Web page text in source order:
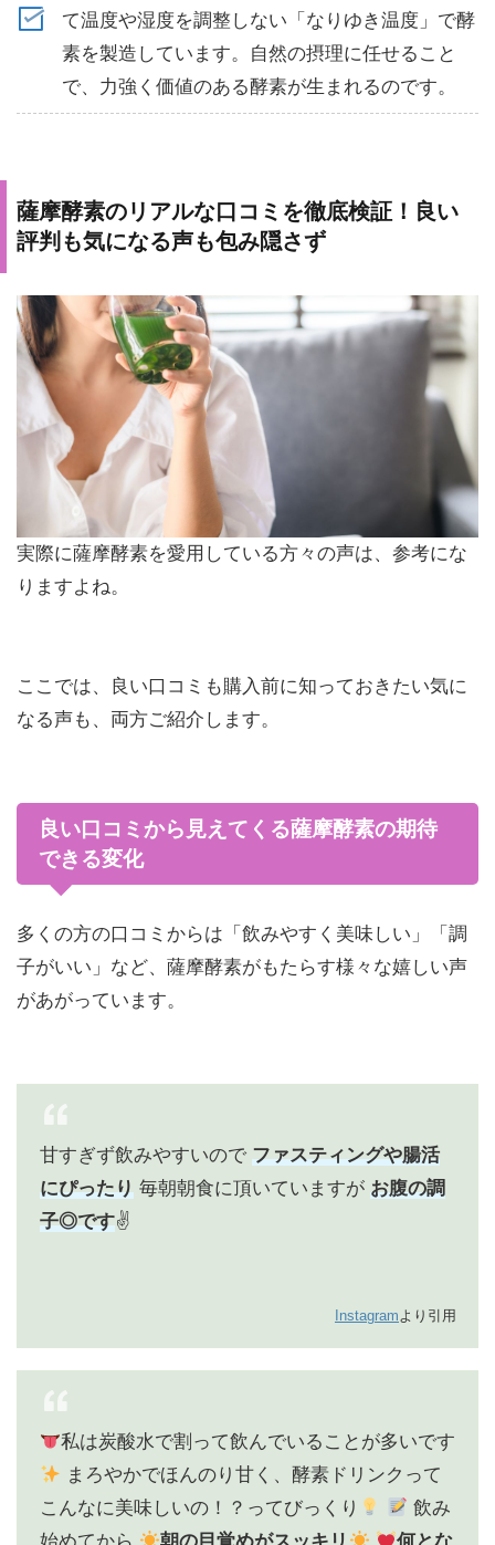
て温度や湿度を調整しない「なりゆき温度」で酵
素を製造しています。自然の摂理に任せること
で、力強く価値のある酵素が生まれるのです。
薩摩酵素のリアルな口コミを徹底検証！良い
評判も気になる声も包み隠さず
実際に薩摩酵素を愛用している方々の声は、参考にな
りますよね。
ここでは、良い口コミも購入前に知っておきたい気に
なる声も、両方ご紹介します。
良い口コミから見えてくる薩摩酵素の期待
できる変化
多くの方の口コミからは「飲みやすく美味しい」「調
子がいい」など、薩摩酵素がもたらす様々な嬉しい声
があがっています。
甘すぎず飲みやすいので ファスティングや腸活
にぴったり 毎朝朝食に頂いていますが お腹の調
子◎です✌️
Instagramより引用
私は炭酸水で割って飲んでいることが多いです
まろやかでほんのり甘く、酵素ドリンクって
こんなに美味しいの！？ってびっくり
飲み